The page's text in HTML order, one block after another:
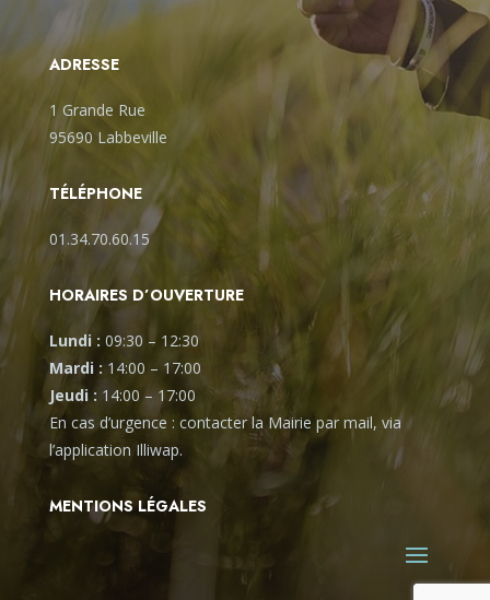
ADRESSE
1 Grande Rue
95690 Labbeville
TÉLÉPHONE
01.34.70.60.15
HORAIRES D’OUVERTURE
Lundi : 09:30 – 12:30
Mardi : 14:00 – 17:00
Jeudi : 14:00 – 17:00
En cas d’urgence : contacter la Mairie par mail, via
l’application Illiwap.
MENTIONS LÉGALES